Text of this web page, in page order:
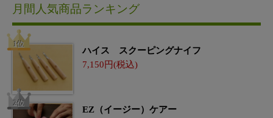
月間人気商品ランキング
ハイス スクーピングナイフ
7,150
EZ（イージー）ケアー